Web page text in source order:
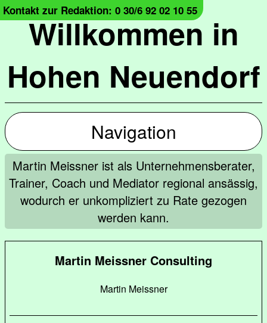
Willkommen in
Hohen Neuendorf
Kontakt zur Redaktion: 0 30/6 92 02 10 55
Navigation
Martin Meissner ist als Unternehmensberater,
Trainer, Coach und Mediator regional ansässig,
wodurch er unkompliziert zu Rate gezogen
werden kann.
Martin Meissner Consulting
Martin Meissner